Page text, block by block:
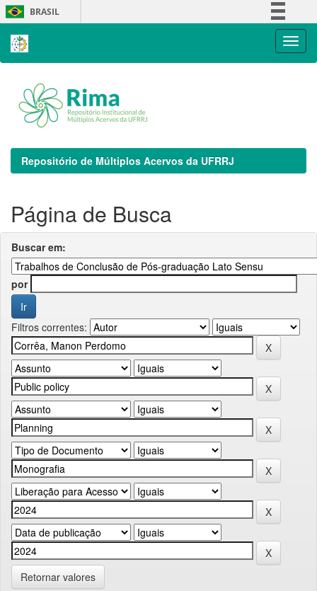
Skip
navigation
BRASIL
Repositório de Múltiplos Acervos da UFRRJ
Página de Busca
Buscar em:
por
Filtros correntes:
Retornar valores